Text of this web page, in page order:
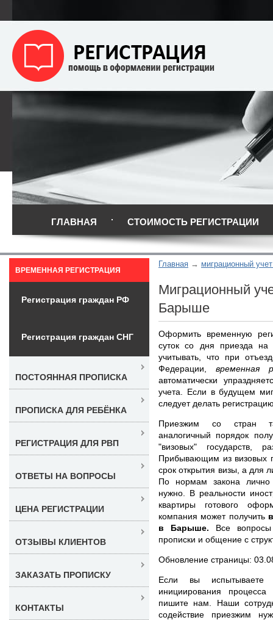
ГЛАВНАЯ СТОИМОСТЬ РЕГИСТРАЦИИ
Главная миграционный
Миграционный
Барыше
Оформить временную
суток со дня приезда на
учитывать, что при
Федерации, временная
автоматически
учета. Если в будущем
следует делать
Приезжим со стран
аналогичный порядок
"визовых" государств,
Прибывающим из визовых
срок открытия визы, а для
По нормам закона лично
нужно. В реальности
квартиры готового
компания может получить
в Барыше. Все
прописки и общение с
Обновление страницы:
Если вы
инициирования
пишите нам. Наши
содействие приезжим
ВРЕМЕННАЯ РЕГИСТРАЦИЯ
Регистрация граждан РФ
Регистрация граждан СНГ
ПОСТОЯННАЯ ПРОПИСКА
ПРОПИСКА ДЛЯ РЕБЁНКА
РЕГИСТРАЦИЯ ДЛЯ РВП
ОТВЕТЫ НА ВОПРОСЫ
ЦЕНА РЕГИСТРАЦИИ
ОТЗЫВЫ КЛИЕНТОВ
ЗАКАЗАТЬ ПРОПИСКУ
КОНТАКТЫ